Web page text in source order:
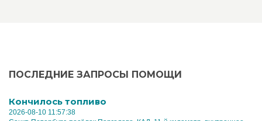
ПОСЛЕДНИЕ ЗАПРОСЫ ПОМОЩИ
Кончилось топливо
2026-08-10 11:57:38